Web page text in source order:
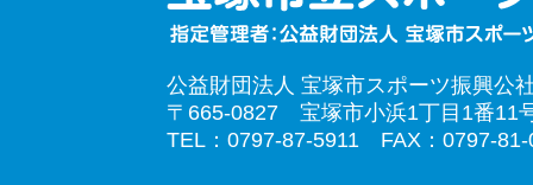
公益財団法人 宝塚市スポーツ振興公
〒665-0827 宝塚市小浜1丁目1番11
TEL：0797-87-5911 FAX：0797-81-